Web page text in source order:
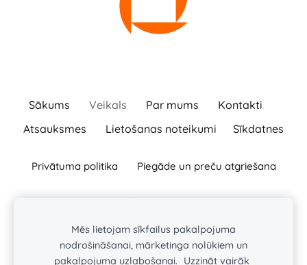
Sākums Veikals Par mums
Kontakti
Atsauksmes
Lietošanas noteikumi Sīkdatnes
Privātuma politika Piegāde un preču atgriešana
info@ballas.lv
Baļļas, Kuldīgas novads, Turlavas pagasts, LV-3329
Reģ. Nr. : 46101008197
Mēs lietojam sīkfailus pakalpojuma
nodrošināšanai, mārketinga nolūkiem un
pakalpojuma uzlabošanai.
Uzzināt vairāk